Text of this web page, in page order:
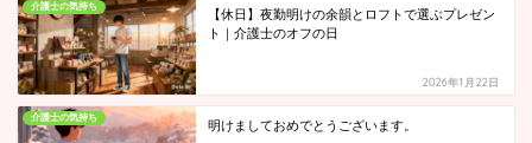
介護士の気持ち
【休日】夜勤明けの余韻とロフトで選ぶプレゼン
ト｜介護士のオフの日
2026年1月22日
介護士の気持ち
明けましておめでとうございます。